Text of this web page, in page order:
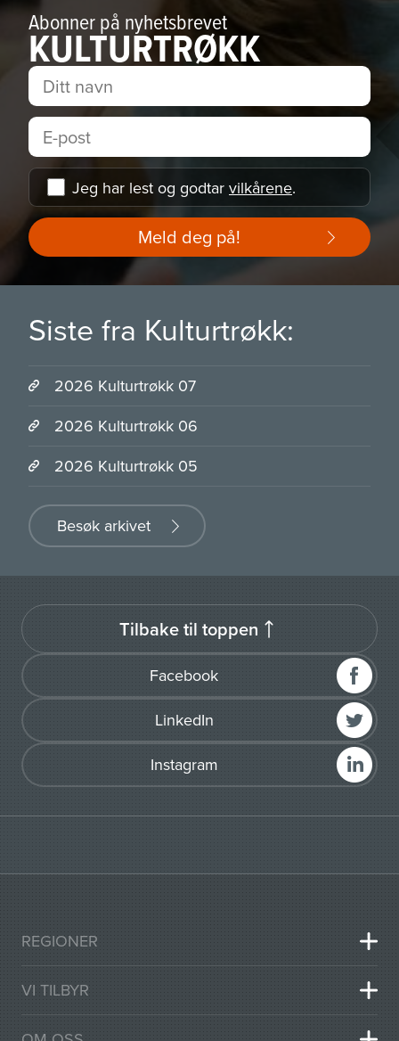
Abonner på nyhetsbrevet
KULTURTRØKK
Jeg har lest og godtar vilkårene.
Meld deg på!
Siste fra Kulturtrøkk:
2026 Kulturtrøkk 07
2026 Kulturtrøkk 06
2026 Kulturtrøkk 05
Besøk arkivet
Facebook
LinkedIn
Instagram
Tilbake til toppen
REGIONER
VI TILBYR